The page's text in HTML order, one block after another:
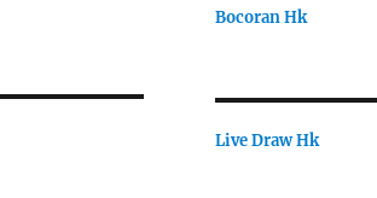
Bocoran Hk
Live Draw Hk